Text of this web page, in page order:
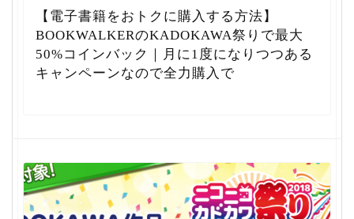
【電子書籍をおトクに購入する方法】
BOOKWALKERのKADOKAWA祭りで最大
50%コインバック｜月に1度になりつつある
キャンペーンなので全力購入で